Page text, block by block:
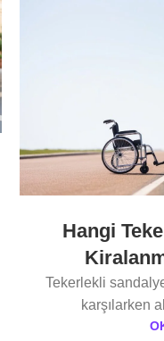
Hangi
Tekerlekli
karşılarken